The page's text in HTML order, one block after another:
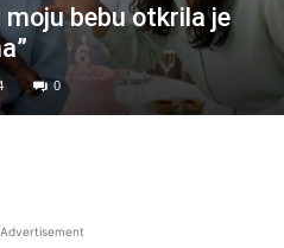
moju bebu otkrila je
0